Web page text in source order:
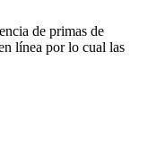
de primas de
línea por lo cual las